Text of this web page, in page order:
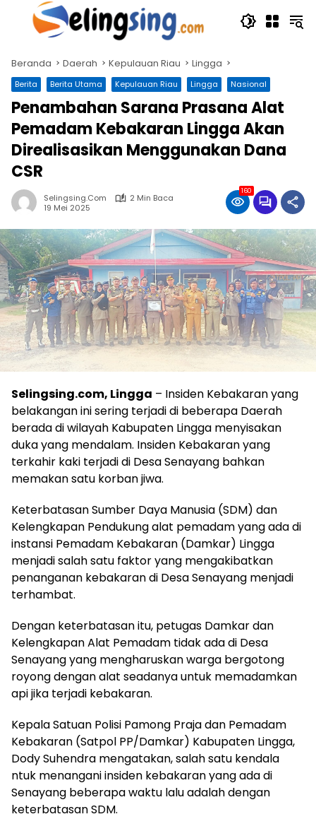
Langsung
Beranda Daerah Kepulauan Riau Lingga
Berita Berita Utama Kepulauan Riau Lingga Nasional
Penambahan Sarana Prasana Alat
Pemadam Kebakaran Lingga Akan
Direalisasikan Menggunakan Dana
CSR
Selingsing.com
2 Min Baca
19 Mei 2025
160
Selingsing.com, Lingga – Insiden Kebakaran yang
belakangan ini sering terjadi di beberapa Daerah
berada di wilayah Kabupaten Lingga menyisakan
duka yang mendalam. Insiden Kebakaran yang
terkahir kaki terjadi di Desa Senayang bahkan
memakan satu korban jiwa.
Keterbatasan Sumber Daya Manusia (SDM) dan
Kelengkapan Pendukung alat pemadam yang ada di
instansi Pemadam Kebakaran (Damkar) Lingga
menjadi salah satu faktor yang mengakibatkan
penanganan kebakaran di Desa Senayang menjadi
terhambat.
Dengan keterbatasan itu, petugas Damkar dan
Kelengkapan Alat Pemadam tidak ada di Desa
Senayang yang mengharuskan warga bergotong
royong dengan alat seadanya untuk memadamkan
api jika terjadi kebakaran.
Kepala Satuan Polisi Pamong Praja dan Pemadam
Kebakaran (Satpol PP/Damkar) Kabupaten Lingga,
Dody Suhendra mengatakan, salah satu kendala
ntuk menangani insiden kebakaran yang ada di
Senayang beberapa waktu lalu adalah dengan
keterbatasan SDM.